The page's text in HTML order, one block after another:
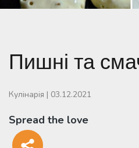
Пишні та
Кулінарія | 03.12.2021
Spread the love